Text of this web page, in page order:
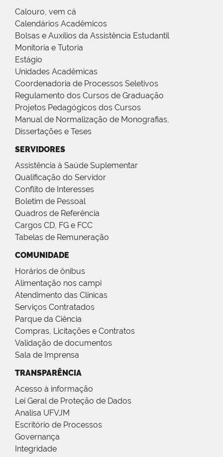
Calouro, vem cá
Calendários Acadêmicos
Bolsas e Auxílios da Assistência Estudantil
Monitoria e Tutoria
Estágio
Unidades Acadêmicas
Coordenadoria de Processos Seletivos
Regulamento dos Cursos de Graduação
Projetos Pedagógicos dos Cursos
Manual de Normalização de Monografias,
Dissertações e Teses
SERVIDORES
Assistência à Saúde Suplementar
Qualificação do Servidor
Conflito de Interesses
Boletim de Pessoal
Quadros de Referência
Cargos CD, FG e FCC
Tabelas de Remuneração
COMUNIDADE
Horários de ônibus
Alimentação nos campi
Atendimento das Clínicas
Serviços Contratados
Parque da Ciência
Compras, Licitações e Contratos
Validação de documentos
Sala de Imprensa
TRANSPARÊNCIA
Acesso à informação
Lei Geral de Proteção de Dados
Analisa UFVJM
Escritório de Processos
Governança
Integridade